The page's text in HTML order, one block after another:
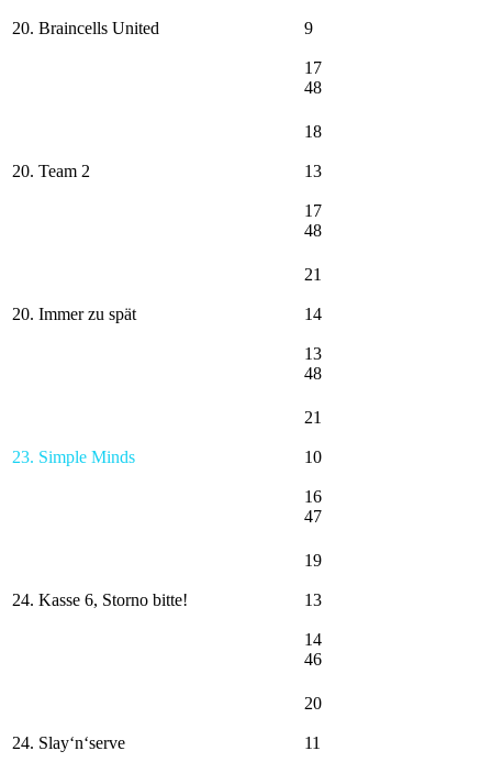
20. Braincells United 9
17
48
20. Team 2
18
13
17
48
20. Immer zu spät
21
14
13
48
23. Simple Minds
21
10
16
47
24. Kasse 6, Storno bitte!
19
13
14
46
24. Slay‘n‘serve
20
11